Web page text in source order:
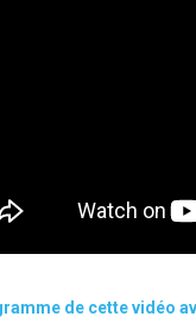
de cette vidéo